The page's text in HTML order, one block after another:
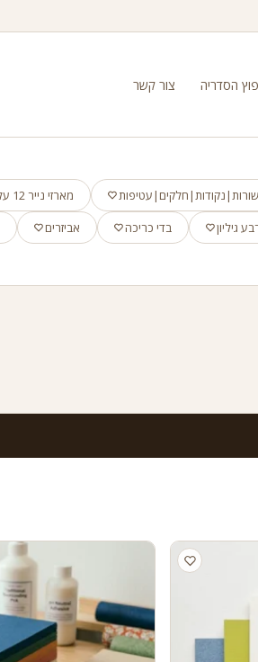
הסדריה צור קשר
מארזי נייר 12 על 12
גיליון בדי כריכה אביזרים